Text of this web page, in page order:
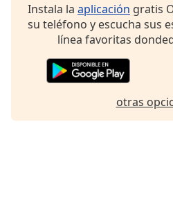
Instala la aplicación gratis
su teléfono y escucha sus
línea favoritas
otras